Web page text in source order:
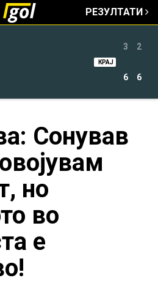
РЕЗУЛТАТИ
2
6
3
6
КРАЈ
Сонував
но
во
е